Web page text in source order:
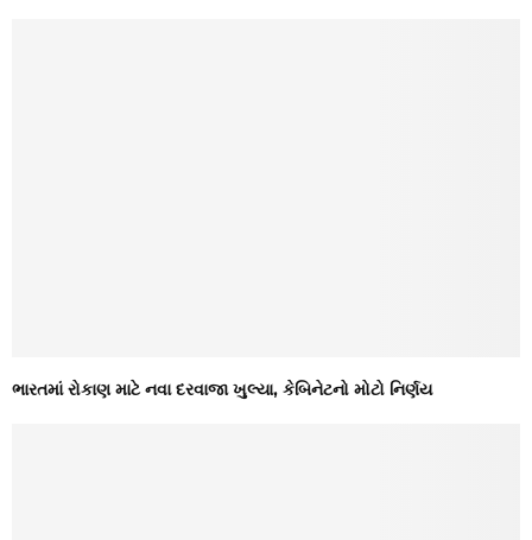
ભારતમાં રોકાણ માટે નવા દરવાજા ખુલ્યા, કેબિનેટનો મોટો નિર્ણય